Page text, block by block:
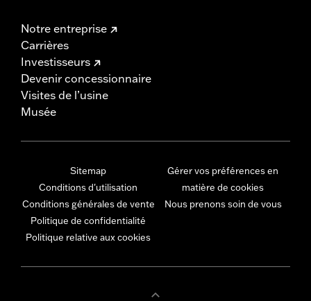
Notre entreprise
Carrières
Investisseurs
Devenir concessionnaire
Visites de l’usine
Musée
Sitemap
Conditions d'utilisation
Conditions générales de vente
Politique de confidentialité
Politique relative aux cookies
Gérer vos préférences en
matière de cookies
Nous prenons soin de vous